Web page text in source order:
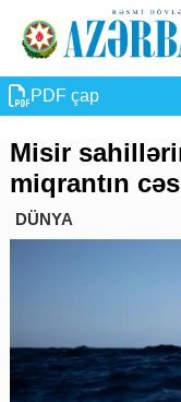
PDF çap
Misir
miqrantın
DÜNYA